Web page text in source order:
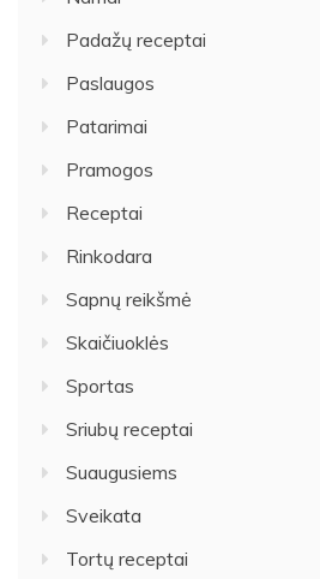
Padažų receptai
Paslaugos
Patarimai
Pramogos
Receptai
Rinkodara
Sapnų reikšmė
Skaičiuoklės
Sportas
Sriubų receptai
Suaugusiems
Sveikata
Tortų receptai